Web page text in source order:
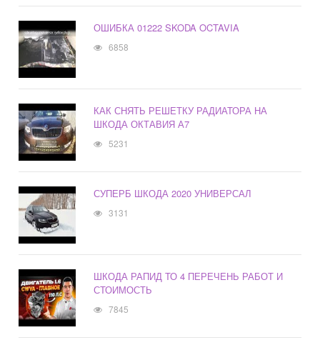
ОШИБКА 01222 SKODA OCTAVIA
6858
КАК СНЯТЬ РЕШЕТКУ РАДИАТОРА НА
ШКОДА ОКТАВИЯ А7
5231
СУПЕРБ ШКОДА 2020 УНИВЕРСАЛ
3131
ШКОДА РАПИД ТО 4 ПЕРЕЧЕНЬ РАБОТ И
СТОИМОСТЬ
7845